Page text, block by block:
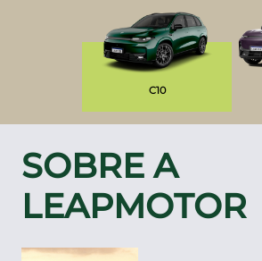
C10
SOBRE A
LEAPMOTOR